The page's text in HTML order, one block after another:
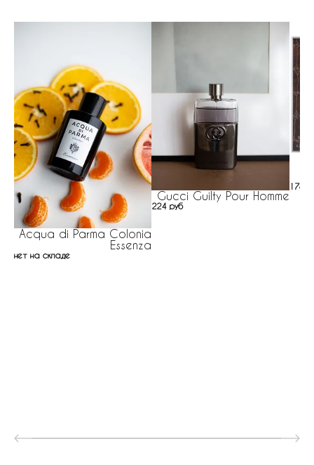
Acqua di Parma Colonia
Essenza
нет на складе
Gucci Guilty Pour Homme
224 руб
178